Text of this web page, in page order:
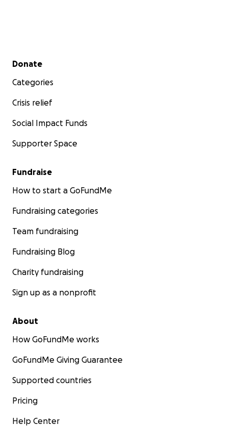
Secondary menu
Donate
Categories
Crisis relief
Social Impact Funds
Supporter Space
Fundraise
How to start a GoFundMe
Fundraising categories
Team fundraising
Fundraising Blog
Charity fundraising
Sign up as a nonprofit
About
How GoFundMe works
GoFundMe Giving Guarantee
Supported countries
Pricing
Help Center